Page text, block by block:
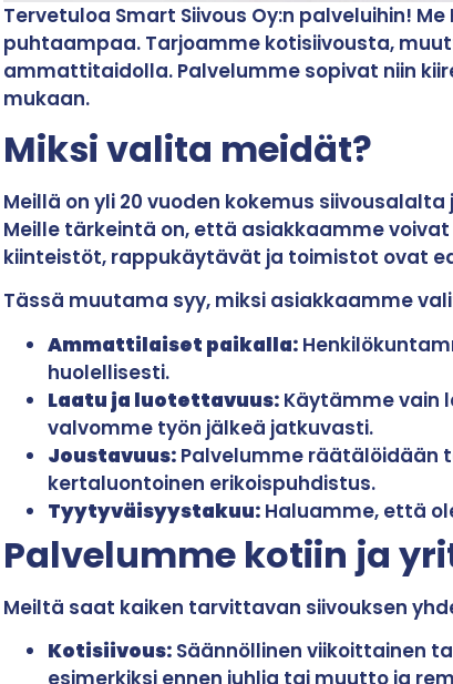
Tervetuloa Smart Siivous Oy:n palveluihin!
puhtaampaa. Tarjoamme kotisiivousta,
ammattitaidolla. Palvelumme sopivat niin
mukaan.
Miksi valita meidät?
Meillä on yli 20 vuoden kokemus
Meille tärkeintä on, että asiakkaamme
kiinteistöt, rappukäytävät ja toimistot ovat
Tässä muutama syy, miksi asiakkaamme
Ammattilaiset paikalla:
huolellisesti.
Laatu ja luotettavuus: Käytämme vain
valvomme työn jälkeä jatkuvasti.
Joustavuus: Palvelumme räätälöidään
kertaluontoinen erikoispuhdistus.
Tyytyväisyystakuu: Haluamme, että
Palvelumme kotiin ja
Meiltä saat kaiken tarvittavan siivouksen
Kotisiivous: Säännöllinen viikoittainen
esimerkiksi ennen juhlia tai muutto ja